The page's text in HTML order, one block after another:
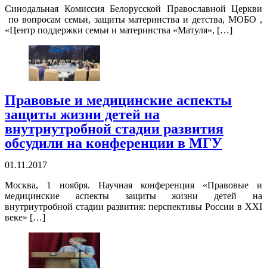
Синодальная Комиссия Белорусской Православной Церкви
по вопросам семьи, защиты материнства и детства, МОБО ,
«Центр поддержки семьи и материнства «Матуля», […]
Правовые и медицинские аспекты
защиты жизни детей на
внутриутробной стадии развития
обсудили на конференции в МГУ
01.11.2017
Москва, 1 ноября. Научная конференция «Правовые и
медицинские аспекты защиты жизни детей на
внутриутробной стадии развития: перспективы России в XXI
веке» […]